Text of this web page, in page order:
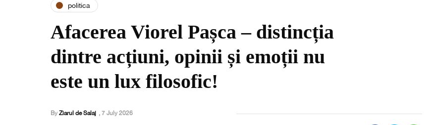
politica
Afacerea Viorel Pașca – distincția
dintre acțiuni, opinii și emoții nu
este un lux filosofic!
By Ziarul de Salaj , 7 July 2026